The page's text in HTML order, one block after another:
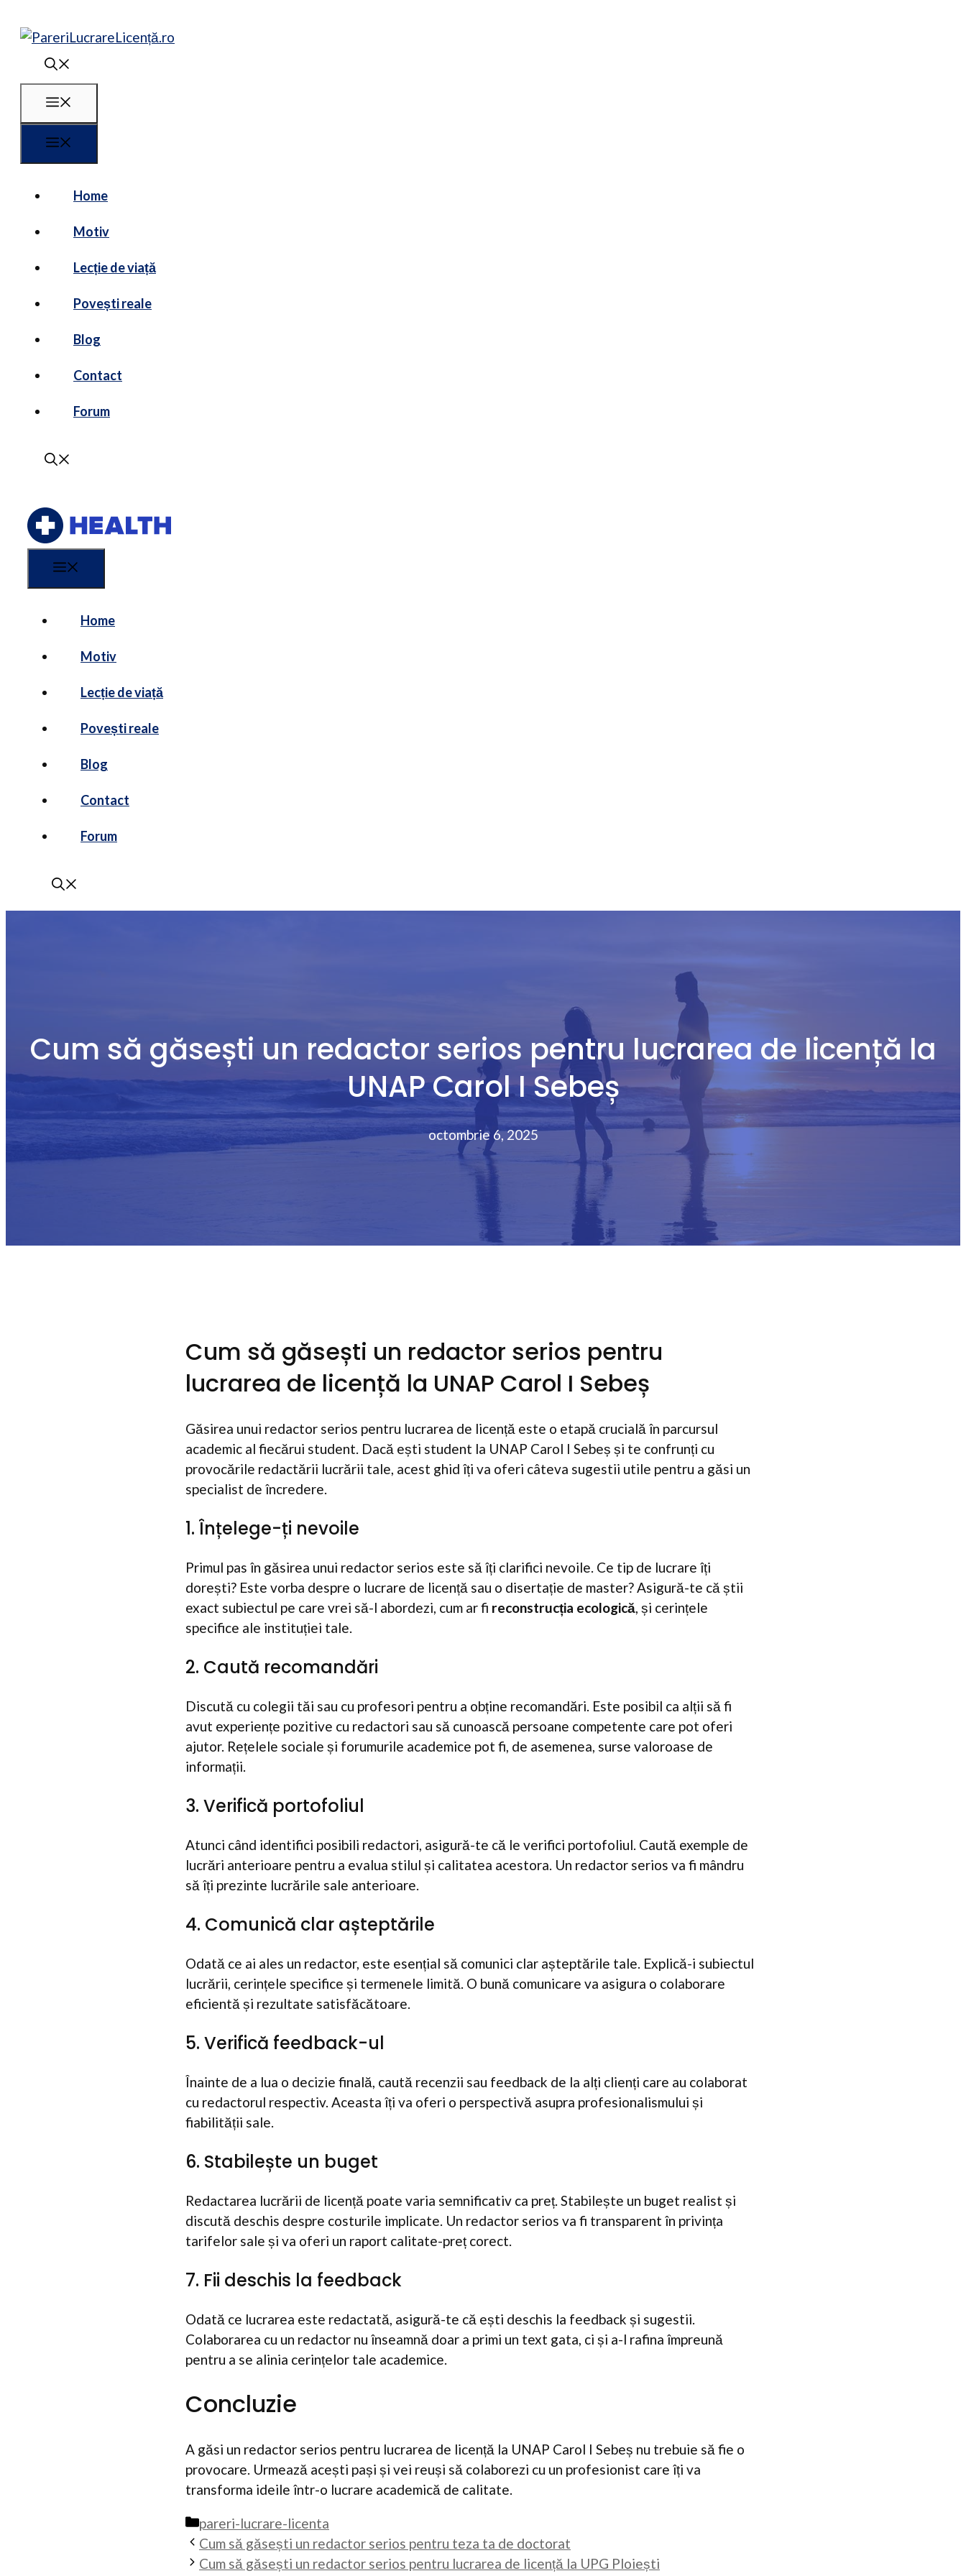
conținut
Home
Motiv
Lecție de viață
Povești reale
Blog
Contact
Forum
Home
Motiv
Lecție de viață
Povești reale
Blog
Contact
Forum
Cum să găsești un redactor serios pentru lucrarea de licență la
UNAP Carol I Sebeș
octombrie 6, 2025
Cum să găsești un redactor serios pentru
lucrarea de licență la UNAP Carol I Sebeș
Găsirea unui redactor serios pentru lucrarea de licență este o etapă crucială în parcursul
academic al fiecărui student. Dacă ești student la UNAP Carol I Sebeș și te confrunți cu
provocările redactării lucrării tale, acest ghid îți va oferi câteva sugestii utile pentru a găsi un
specialist de încredere.
1. Înțelege-ți nevoile
Primul pas în găsirea unui redactor serios este să îți clarifici nevoile. Ce tip de lucrare îți
dorești? Este vorba despre o lucrare de licență sau o disertație de master? Asigură-te că știi
exact subiectul pe care vrei să-l abordezi, cum ar fi reconstrucția ecologică, și cerințele
specifice ale instituției tale.
2. Caută recomandări
Discută cu colegii tăi sau cu profesori pentru a obține recomandări. Este posibil ca alții să fi
avut experiențe pozitive cu redactori sau să cunoască persoane competente care pot oferi
ajutor. Rețelele sociale și forumurile academice pot fi, de asemenea, surse valoroase de
informații.
3. Verifică portofoliul
Atunci când identifici posibili redactori, asigură-te că le verifici portofoliul. Caută exemple de
lucrări anterioare pentru a evalua stilul și calitatea acestora. Un redactor serios va fi mândru
să îți prezinte lucrările sale anterioare.
4. Comunică clar așteptările
Odată ce ai ales un redactor, este esențial să comunici clar așteptările tale. Explică-i subiectul
lucrării, cerințele specifice și termenele limită. O bună comunicare va asigura o colaborare
eficientă și rezultate satisfăcătoare.
5. Verifică feedback-ul
Înainte de a lua o decizie finală, caută recenzii sau feedback de la alți clienți care au colaborat
cu redactorul respectiv. Aceasta îți va oferi o perspectivă asupra profesionalismului și
fiabilității sale.
6. Stabilește un buget
Redactarea lucrării de licență poate varia semnificativ ca preț. Stabilește un buget realist și
discută deschis despre costurile implicate. Un redactor serios va fi transparent în privința
tarifelor sale și va oferi un raport calitate-preț corect.
7. Fii deschis la feedback
Odată ce lucrarea este redactată, asigură-te că ești deschis la feedback și sugestii.
Colaborarea cu un redactor nu înseamnă doar a primi un text gata, ci și a-l rafina împreună
pentru a se alinia cerințelor tale academice.
Concluzie
A găsi un redactor serios pentru lucrarea de licență la UNAP Carol I Sebeș nu trebuie să fie o
provocare. Urmează acești pași și vei reuși să colaborezi cu un profesionist care îți va
transforma ideile într-o lucrare academică de calitate.
Categorii
pareri-lucrare-licenta
Cum să găsești un redactor serios pentru teza ta de doctorat
Cum să găsești un redactor serios pentru lucrarea de licență la UPG Ploiești